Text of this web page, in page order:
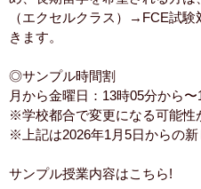
（エクセルクラス）→FCE試
きます。
◎サンプル時間割
月から金曜日：13時05分から
※学校都合で変更になる可能性
※上記は2026年1月5日からの
サンプル授業内容はこちら!